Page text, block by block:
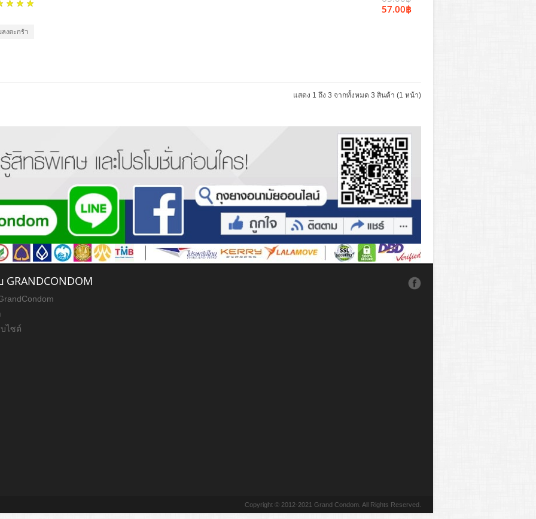
57.00฿
ลงตะกร้า
แสดง 1 ถึง 3 จากทั้งหมด 3 สินค้า (1 หน้า)
GRANDCONDOM
ไซต์
Copyright © 2012-2021 Grand Condom. All Rights Reserved.